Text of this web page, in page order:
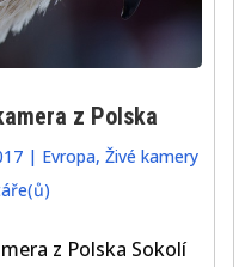
z Polska
| Evropa, Živé kamery
z Polska Sokolí